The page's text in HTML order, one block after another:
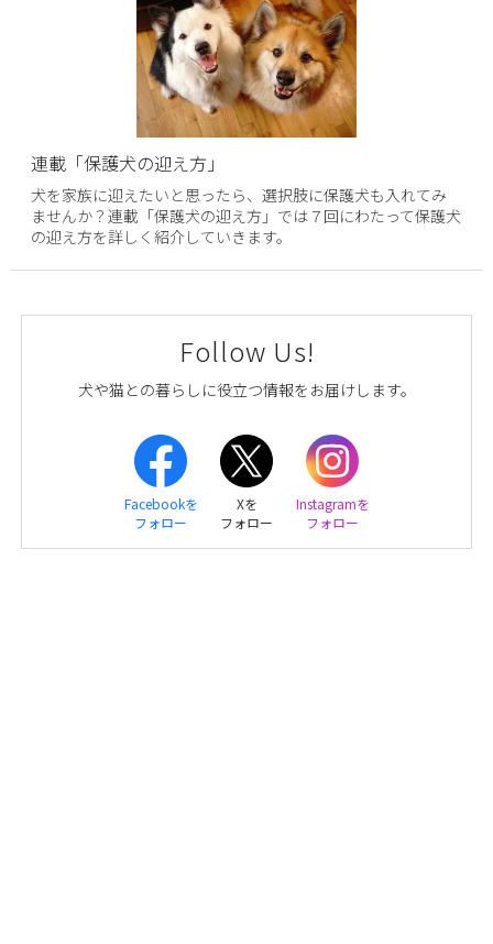
連載「保護犬の迎え方」
犬を家族に迎えたいと思ったら、選択肢に保護犬も入れてみ
ませんか？連載「保護犬の迎え方」では７回にわたって保護犬
の迎え方を詳しく紹介していきます。
Follow Us!
犬や猫との暮らしに役立つ情報をお届けします。
Facebookを
フォロー
Xを
フォロー
Instagramを
フォロー